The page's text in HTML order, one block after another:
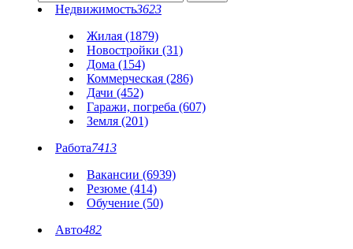
Недвижимость3623
Жилая (1879)
Новостройки (31)
Дома (154)
Коммерческая (286)
Дачи (452)
Гаражи, погреба (607)
Земля (201)
Работа7413
Вакансии (6939)
Резюме (414)
Обучение (50)
Авто482